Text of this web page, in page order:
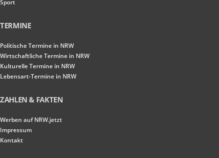
Sport
TERMINE
Politische Termine in NRW
Wirtschaftliche Termine in NRW
Kulturelle Termine in NRW
Lebensart-Termine in NRW
ZAHLEN & FAKTEN
Werben auf NRW.jetzt
Impressum
Kontakt